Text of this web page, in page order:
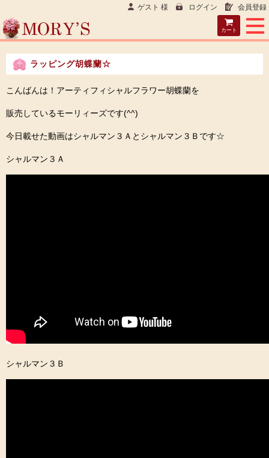
ゲスト 様 ログイン 会員登録
カート
ラッピング胡蝶蘭☆
こんばんは！アーティフィシャルフラワー胡蝶蘭を
販売しているモーリィーズです(^^)
今日載せた動画はシャルマン３Ａとシャルマン３Ｂです☆
シャルマン３Ａ
シャルマン３Ｂ